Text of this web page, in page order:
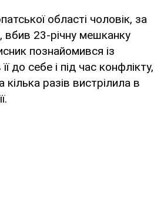
області чоловік, за
вбив 23-річну мешканку
познайомився із
до себе і під час конфлікту,
кілька разів вистрілила в